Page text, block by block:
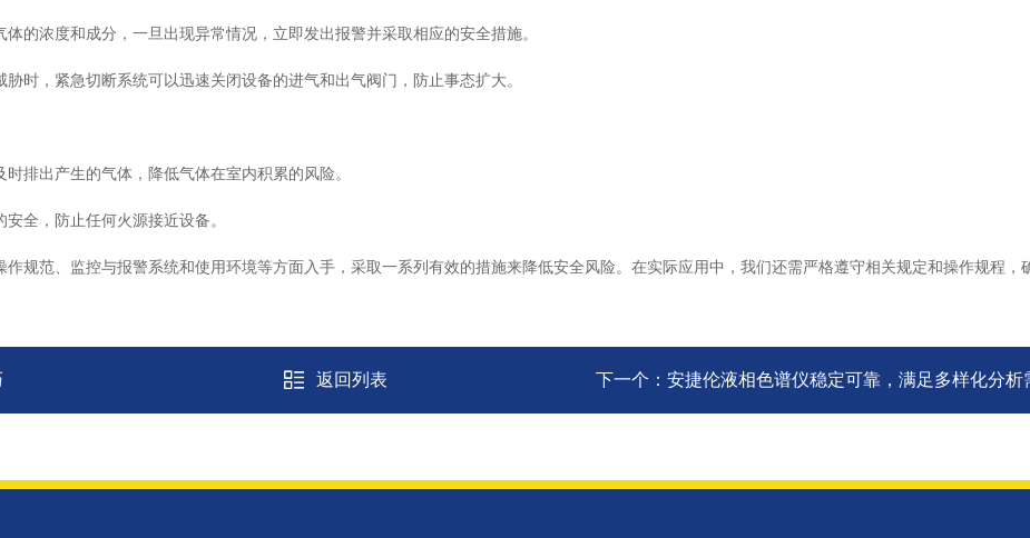
浓度和成分，一旦出现异常情况，立即发出报警并采取相应的安全措施。
，紧急切断系统可以迅速关闭设备的进气和出气阀门，防止事态扩大。
出产生的气体，降低气体在室内积累的风险。
全，防止任何火源接近设备。
范、监控与报警系统和使用环境等方面入手，采取一系列有效的措施来降低安全风险。在实际应用中，我们还需严格遵守相关规定和操作规程，
返回列表 下一个： 安捷伦液相色谱仪稳定可靠，满足多样化分析